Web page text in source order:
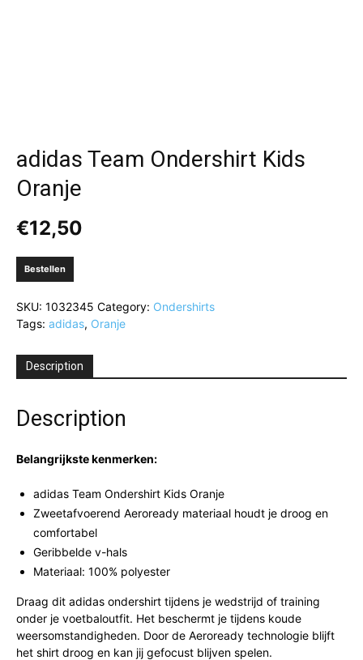
adidas Team Ondershirt Kids
Oranje
€12,50
Bestellen
SKU: 1032345 Category: Ondershirts
Tags: adidas, Oranje
Description
Description
Belangrijkste kenmerken:
adidas Team Ondershirt Kids Oranje
Zweetafvoerend Aeroready materiaal houdt je droog en
comfortabel
Geribbelde v-hals
Materiaal: 100% polyester
Draag dit adidas ondershirt tijdens je wedstrijd of training
onder je voetbaloutfit. Het beschermt je tijdens koude
weersomstandigheden. Door de Aeroready technologie blijft
het shirt droog en kan jij gefocust blijven spelen.